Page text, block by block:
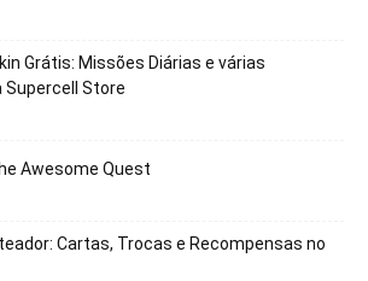
Grátis: Missões Diárias e várias
Supercell Store
Awesome Quest
Cartas, Trocas e Recompensas no